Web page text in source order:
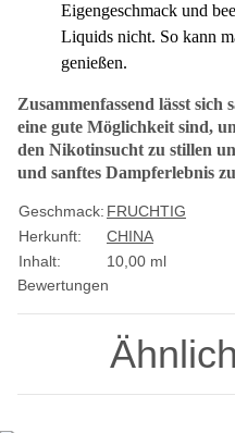
Eigengeschmack und
Liquids nicht. So kann
genießen.
Zusammenfassend lässt sich
eine gute Möglichkeit sind,
den Nikotinsucht zu stillen
und sanftes Dampferlebnis
Geschmack: FRUCHTIG
Herkunft:
CHINA
Inhalt:
10,00 ml
Bewertungen